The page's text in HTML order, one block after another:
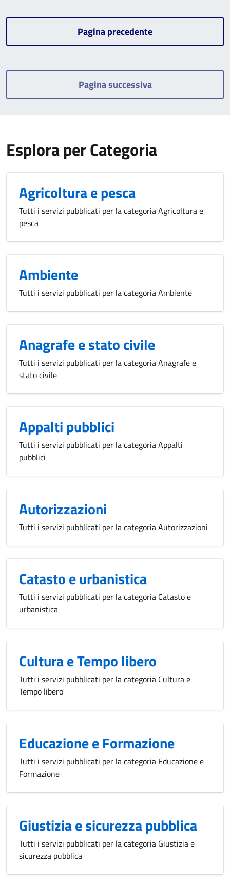
Pagina precedente
Pagina successiva
Esplora per Categoria
Agricoltura e pesca
Tutti i servizi pubblicati per la categoria Agricoltura e
pesca
Ambiente
Tutti i servizi pubblicati per la categoria Ambiente
Anagrafe e stato civile
Tutti i servizi pubblicati per la categoria Anagrafe e
stato civile
Appalti pubblici
Tutti i servizi pubblicati per la categoria Appalti
pubblici
Autorizzazioni
Tutti i servizi pubblicati per la categoria Autorizzazioni
Catasto e urbanistica
Tutti i servizi pubblicati per la categoria Catasto e
urbanistica
Cultura e Tempo libero
Tutti i servizi pubblicati per la categoria Cultura e
Tempo libero
Educazione e Formazione
Tutti i servizi pubblicati per la categoria Educazione e
Formazione
Giustizia e sicurezza pubblica
Tutti i servizi pubblicati per la categoria Giustizia e
sicurezza pubblica